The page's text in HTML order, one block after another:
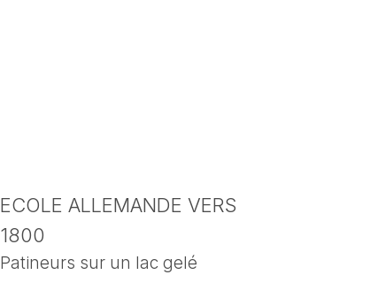
ECOLE ALLEMANDE VERS
1800
Patineurs sur un lac gelé